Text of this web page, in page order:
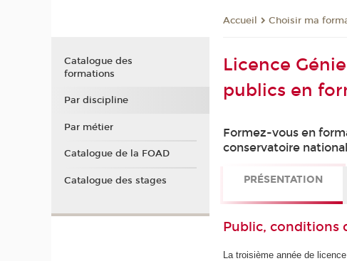
Accueil Choisir ma
Licence
publics en
Formez-vous en
conservatoire
PRÉSENTATION
Public, conditions
La troisième année de
Catalogue des
formations
Par discipline
Par métier
Catalogue de la FOAD
Catalogue des stages